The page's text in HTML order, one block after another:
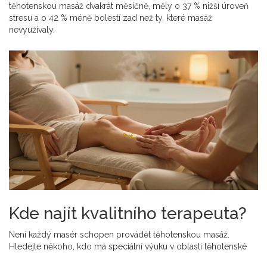
těhotenskou masáž dvakrát měsíčně, měly o 37 % nižší úroveň
stresu a o 42 % méně bolestí zad než ty, které masáž
nevyužívaly.
Kde najít kvalitního terapeuta?
Není každý masér schopen provádět těhotenskou masáž.
Hledejte někoho, kdo má speciální výuku v oblasti těhotenské